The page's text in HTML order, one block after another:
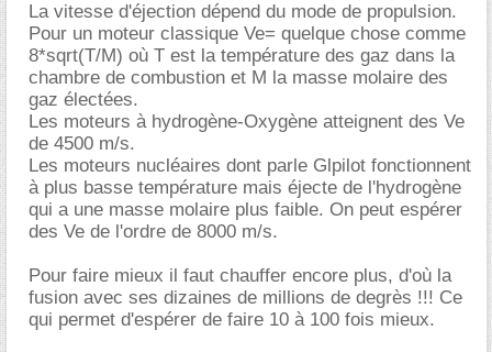
La vitesse d'éjection dépend du mode de propulsion.
Pour un moteur classique Ve= quelque chose comme
8*sqrt(T/M) où T est la température des gaz dans la
chambre de combustion et M la masse molaire des
gaz électées.
Les moteurs à hydrogène-Oxygène atteignent des Ve
de 4500 m/s.
Les moteurs nucléaires dont parle Glpilot fonctionnent
à plus basse température mais éjecte de l'hydrogène
qui a une masse molaire plus faible. On peut espérer
des Ve de l'ordre de 8000 m/s.
Pour faire mieux il faut chauffer encore plus, d'où la
fusion avec ses dizaines de millions de degrès !!! Ce
qui permet d'espérer de faire 10 à 100 fois mieux.